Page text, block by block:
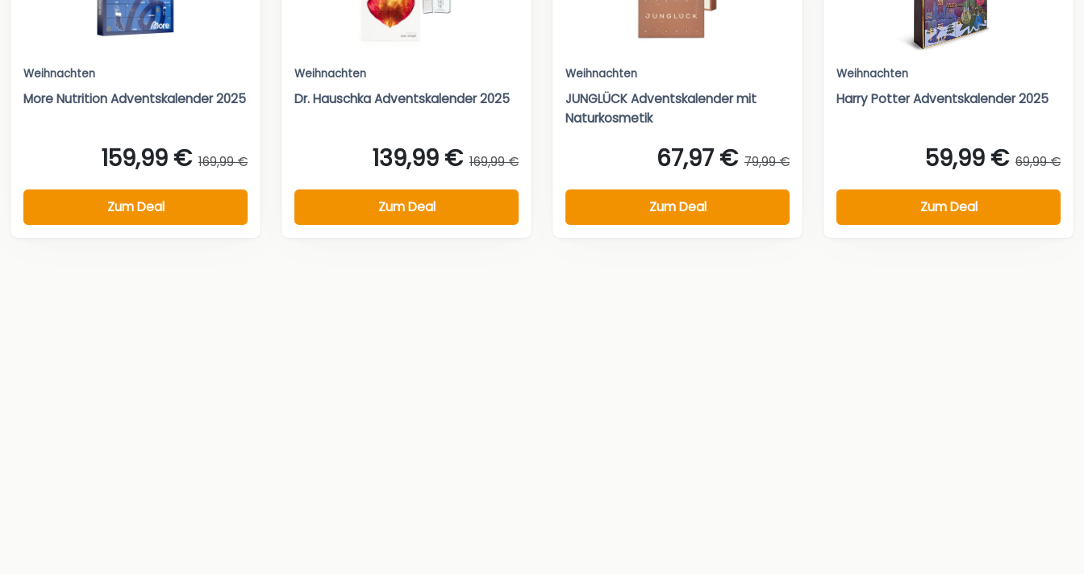
Weihnachten
More Nutrition Adventskalender 2025
159,99 € 169,99 €
Zum Deal
Weihnachten
Dr. Hauschka Adventskalender 2025
139,99 € 169,99 €
Zum Deal
Weihnachten
JUNGLÜCK Adventskalender mit
Naturkosmetik
67,97 € 79,99 €
Zum Deal
Weihnachten
Harry Potter Adventskalender 2025
59,99 € 69,99 €
Zum Deal